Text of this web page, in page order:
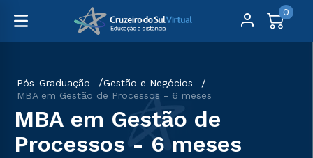
0
Pós-Graduação
Gestão e Negócios
MBA em Gestão de Processos - 6 meses
MBA em Gestão de
Processos - 6 meses